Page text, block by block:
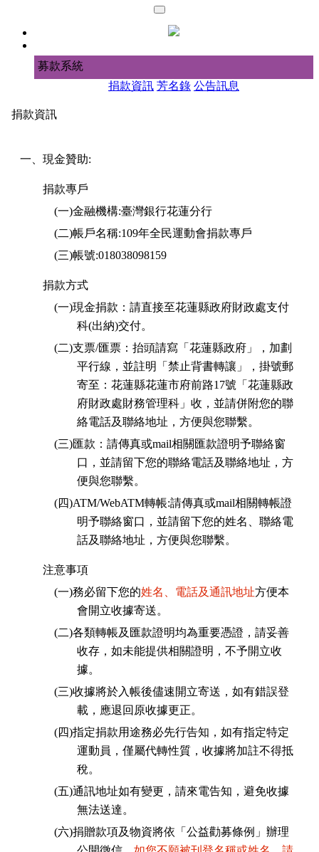
募款系統
捐款資訊 芳名錄 公告訊息
捐款資訊
一、現金贊助:
捐款專戶
(一)金融機構:臺灣銀行花蓮分行
(二)帳戶名稱:109年全民運動會捐款專戶
(三)帳號:018038098159
捐款方式
(一)現金捐款：請直接至花蓮縣政府財政處支付
科(出納)交付。
(二)支票/匯票：抬頭請寫「花蓮縣政府」，加劃
平行線，並註明「禁止背書轉讓」，掛號郵
寄至：花蓮縣花蓮市府前路17號「花蓮縣政
府財政處財務管理科」收，並請併附您的聯
絡電話及聯絡地址，方便與您聯繫。
(三)匯款：請傳真或mail相關匯款證明予聯絡窗
口，並請留下您的聯絡電話及聯絡地址，方
便與您聯繫。
(四)ATM/WebATM轉帳:請傳真或mail相關轉帳證
明予聯絡窗口，並請留下您的姓名、聯絡電
話及聯絡地址，方便與您聯繫。
注意事項
(一)務必留下您的姓名、電話及通訊地址方便本
會開立收據寄送。
(二)各類轉帳及匯款證明均為重要憑證，請妥善
收存，如未能提供相關證明，不予開立收
據。
(三)收據將於入帳後儘速開立寄送，如有錯誤登
載，應退回原收據更正。
(四)指定捐款用途務必先行告知，如有指定特定
運動員，僅屬代轉性質，收據將加註不得抵
稅。
(五)通訊地址如有變更，請來電告知，避免收據
無法送達。
(六)捐贈款項及物資將依「公益勸募條例」辦理